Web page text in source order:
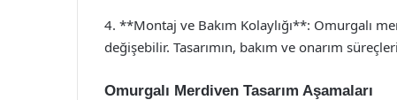
4. **Montaj ve Bakım Kolaylığı**: Omurgalı
değişebilir. Tasarımın, bakım ve onarım
Omurgalı Merdiven Tasarım Aşamaları